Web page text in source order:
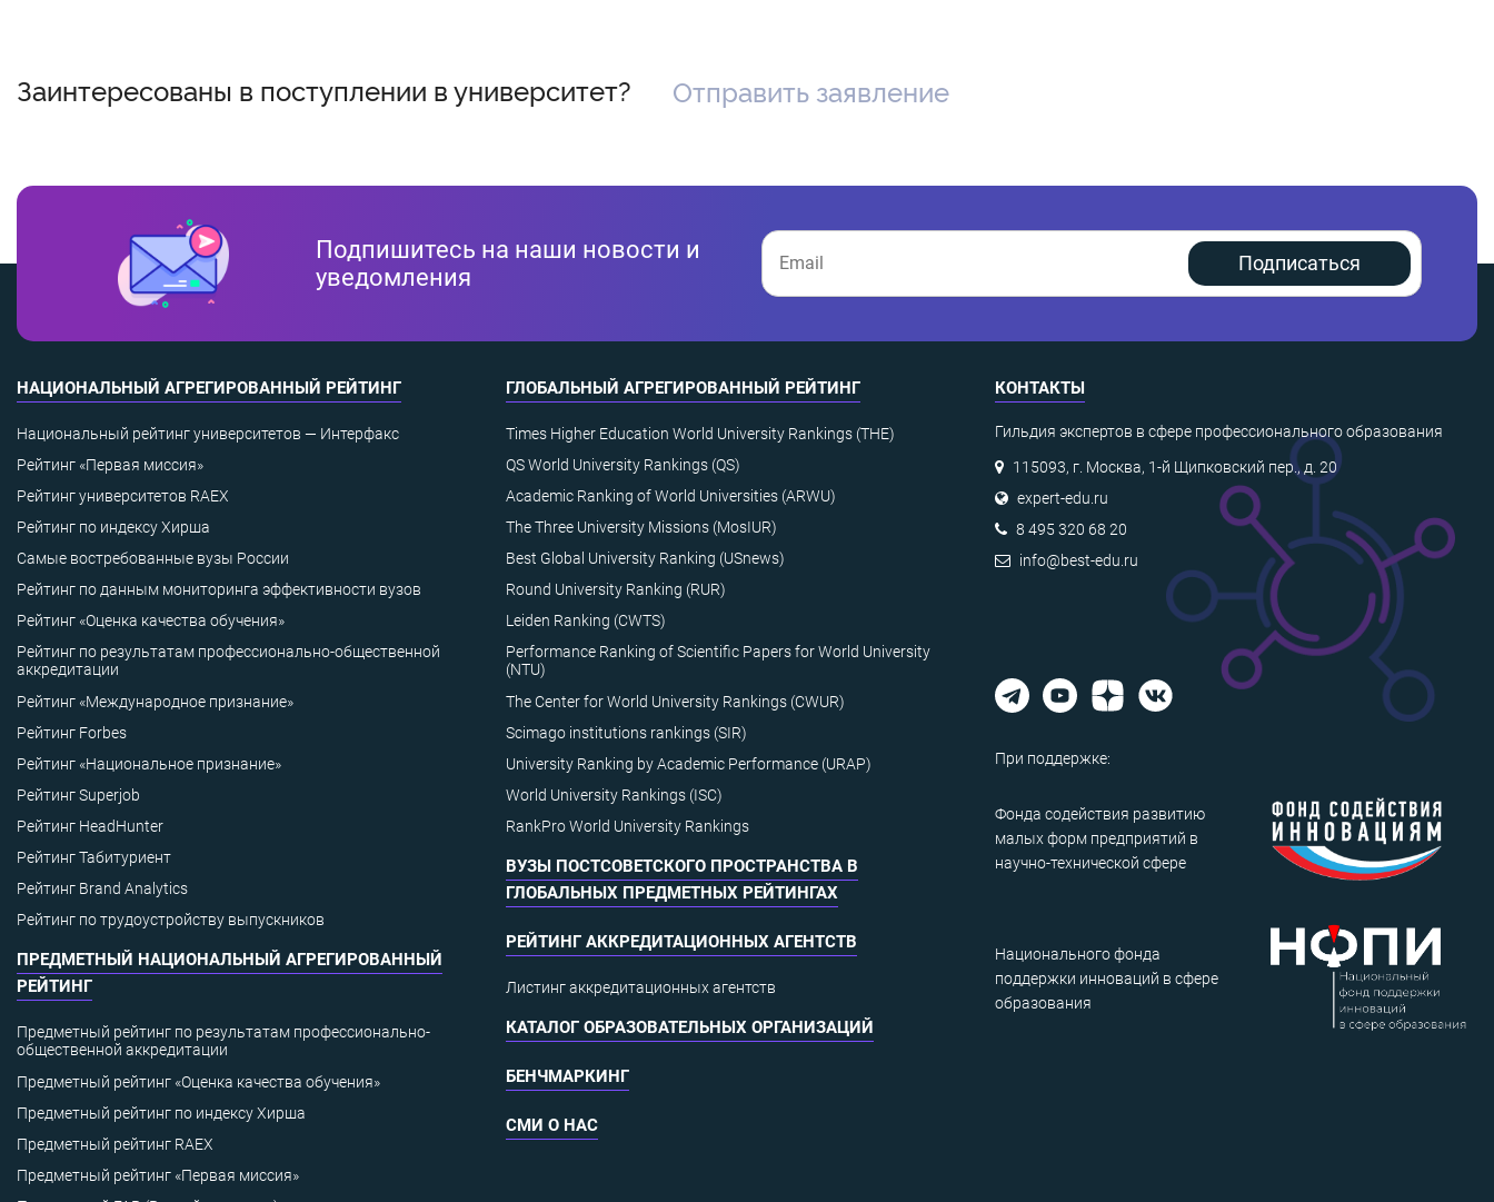
Заинтересованы в поступлении в университет? Отправить заявление
Подпишитесь на наши новости и
уведомления
Подписаться
НАЦИОНАЛЬНЫЙ АГРЕГИРОВАННЫЙ РЕЙТИНГ
Национальный рейтинг университетов — Интерфакс
Рейтинг «Первая миссия»
Рейтинг университетов RAEX
Рейтинг по индексу Хирша
Самые востребованные вузы России
Рейтинг по данным мониторинга эффективности вузов
Рейтинг «Оценка качества обучения»
Рейтинг по результатам профессионально-общественной
аккредитации
Рейтинг «Международное признание»
Рейтинг Forbes
Рейтинг «Национальное признание»
Рейтинг Superjob
Рейтинг HeadHunter
Рейтинг Табитуриент
Рейтинг Brand Analytics
Рейтинг по трудоустройству выпускников
ПРЕДМЕТНЫЙ НАЦИОНАЛЬНЫЙ АГРЕГИРОВАННЫЙ
РЕЙТИНГ
Предметный рейтинг по результатам профессионально-
общественной аккредитации
Предметный рейтинг «Оценка качества обучения»
Предметный рейтинг по индексу Хирша
Предметный рейтинг RAEX
Предметный рейтинг «Первая миссия»
ГЛОБАЛЬНЫЙ АГРЕГИРОВАННЫЙ РЕЙТИНГ
Times Higher Education World University Rankings (THE)
QS World University Rankings (QS)
Academic Ranking of World Universities (ARWU)
The Three University Missions (MosIUR)
Best Global University Ranking (USnews)
Round University Ranking (RUR)
Leiden Ranking (CWTS)
Performance Ranking of Scientific Papers for World University
(NTU)
The Center for World University Rankings (CWUR)
Scimago institutions rankings (SIR)
University Ranking by Academic Performance (URAP)
World University Rankings (ISC)
RankPro World University Rankings
ВУЗЫ ПОСТСОВЕТСКОГО ПРОСТРАНСТВА В
ГЛОБАЛЬНЫХ ПРЕДМЕТНЫХ РЕЙТИНГАХ
РЕЙТИНГ АККРЕДИТАЦИОННЫХ АГЕНТСТВ
Листинг аккредитационных агентств
КАТАЛОГ ОБРАЗОВАТЕЛЬНЫХ ОРГАНИЗАЦИЙ
БЕНЧМАРКИНГ
СМИ О НАС
КОНТАКТЫ
Гильдия экспертов в сфере профессионального образования
115093, г. Москва, 1-й Щипковский пер., д. 20
expert-edu.ru
8 495 320 68 20
info@best-edu.ru
При поддержке:
Фонда содействия развитию
малых форм предприятий в
научно-технической сфере
Национального фонда
поддержки инноваций в сфере
образования